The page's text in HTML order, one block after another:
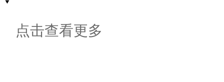
点击查看更多